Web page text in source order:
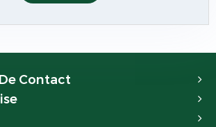
Contact